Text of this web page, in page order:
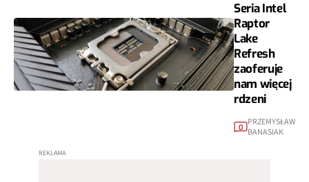
Seria Intel
Raptor
Lake
Refresh
zaoferuje
nam więcej
rdzeni
0
PRZEMYSŁAW
BANASIAK